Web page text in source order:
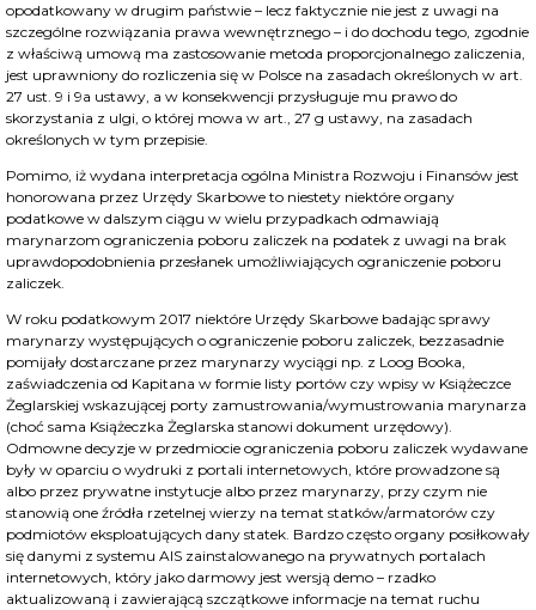
opodatkowany w drugim państwie – lecz faktycznie nie jest z uwagi na
szczególne rozwiązania prawa wewnętrznego – i do dochodu tego, zgodnie
z właściwą umową ma zastosowanie metoda proporcjonalnego zaliczenia,
jest uprawniony do rozliczenia się w Polsce na zasadach określonych w art.
27 ust. 9 i 9a ustawy, a w konsekwencji przysługuje mu prawo do
skorzystania z ulgi, o której mowa w art., 27 g ustawy, na zasadach
określonych w tym przepisie.
Pomimo, iż wydana interpretacja ogólna Ministra Rozwoju i Finansów jest
honorowana przez Urzędy Skarbowe to niestety niektóre organy
podatkowe w dalszym ciągu w wielu przypadkach odmawiają
marynarzom ograniczenia poboru zaliczek na podatek z uwagi na brak
uprawdopodobnienia przesłanek umożliwiających ograniczenie poboru
zaliczek.
W roku podatkowym 2017 niektóre Urzędy Skarbowe badając sprawy
marynarzy występujących o ograniczenie poboru zaliczek, bezzasadnie
pomijały dostarczane przez marynarzy wyciągi np. z Loog Booka,
zaświadczenia od Kapitana w formie listy portów czy wpisy w Książeczce
Żeglarskiej wskazującej porty zamustrowania/wymustrowania marynarza
(choć sama Książeczka Żeglarska stanowi dokument urzędowy).
Odmowne decyzje w przedmiocie ograniczenia poboru zaliczek wydawane
były w oparciu o wydruki z portali internetowych, które prowadzone są
albo przez prywatne instytucje albo przez marynarzy, przy czym nie
stanowią one źródła rzetelnej wierzy na temat statków/armatorów czy
podmiotów eksploatujących dany statek. Bardzo często organy posiłkowały
się danymi z systemu AIS zainstalowanego na prywatnych portalach
internetowych, który jako darmowy jest wersją demo – rzadko
aktualizowaną i zawierającą szczątkowe informacje na temat ruchu